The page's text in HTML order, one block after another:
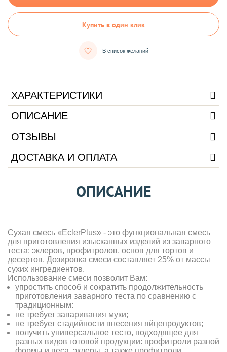
Купить в один клик
В список желаний
ХАРАКТЕРИСТИКИ
ОПИСАНИЕ
ОТЗЫВЫ
ДОСТАВКА И ОПЛАТА
ОПИСАНИЕ
Сухая смесь «EclerPlus» - это функциональная смесь
для приготовления изысканных изделий из заварного
теста: эклеров, профитролов, основ для тортов и
десертов. Дозировка смеси составляет 25% от массы
сухих ингредиентов.
Использование смеси позволит Вам:
упростить способ и сократить продолжительность
приготовления заварного теста по сравнению с
традиционным:
не требует заваривания муки;
не требует стадийности внесения яйцепродуктов;
получить универсальное тесто, подходящее для
разных видов готовой продукции: профитроли разной